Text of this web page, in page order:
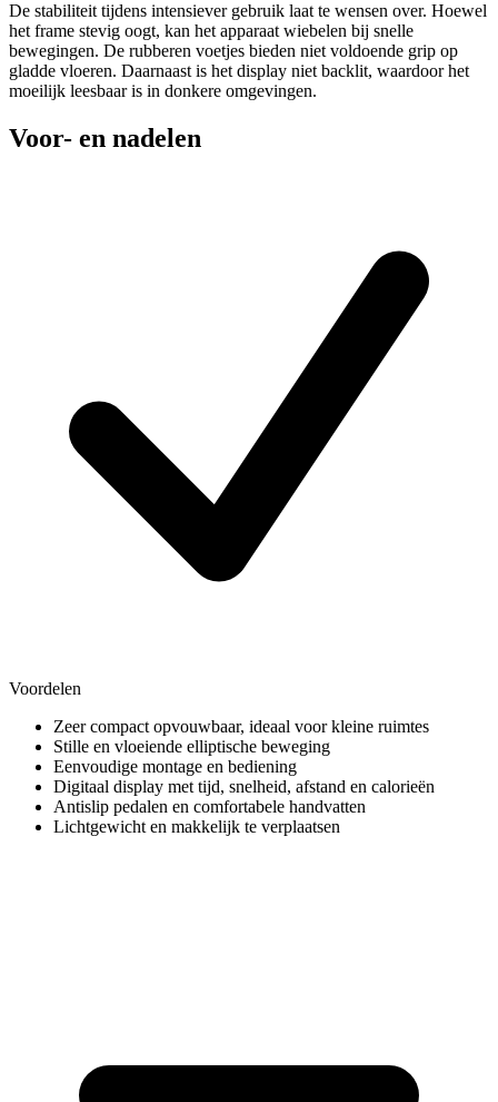
De stabiliteit tijdens intensiever gebruik laat te wensen over. Hoewel
het frame stevig oogt, kan het apparaat wiebelen bij snelle
bewegingen. De rubberen voetjes bieden niet voldoende grip op
gladde vloeren. Daarnaast is het display niet backlit, waardoor het
moeilijk leesbaar is in donkere omgevingen.
Voor- en nadelen
Voordelen
Zeer compact opvouwbaar, ideaal voor kleine ruimtes
Stille en vloeiende elliptische beweging
Eenvoudige montage en bediening
Digitaal display met tijd, snelheid, afstand en calorieën
Antislip pedalen en comfortabele handvatten
Lichtgewicht en makkelijk te verplaatsen